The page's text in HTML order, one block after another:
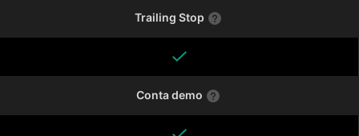
Trailing Stop
Conta demo